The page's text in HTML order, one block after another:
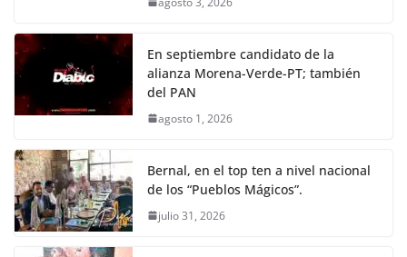
En septiembre candidato de la
alianza Morena-Verde-PT; también
del PAN
agosto 1, 2026
Bernal, en el top ten a nivel nacional
de los “Pueblos Mágicos”.
julio 31, 2026